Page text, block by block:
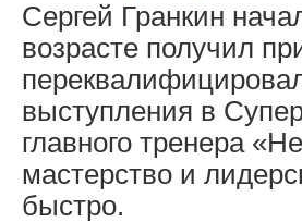
Сергей Гранкин
возрасте получил
выступления в
главного тренера
мастерство и
быстро.